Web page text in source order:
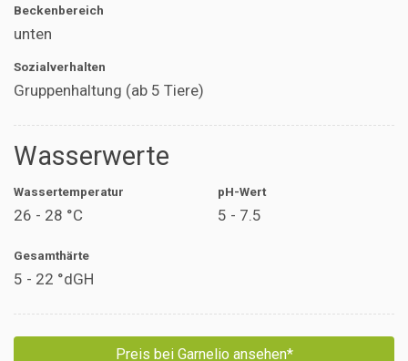
Beckenbereich
unten
Sozialverhalten
Gruppenhaltung (ab 5 Tiere)
Wasserwerte
Wassertemperatur
26 - 28 °C
pH-Wert
5 - 7.5
Gesamthärte
5 - 22 °dGH
Preis bei Garnelio ansehen*